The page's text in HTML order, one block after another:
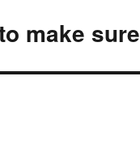
make sure